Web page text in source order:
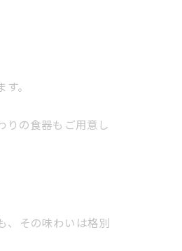
。
りの食器もご用意し
、その味わいは格別